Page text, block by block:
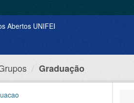
Graduação